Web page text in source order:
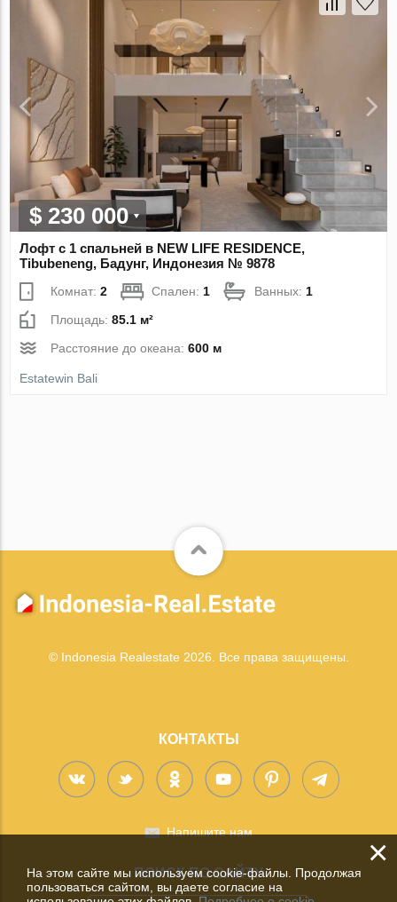
$ 230 000
Лофт с 1 спальней в NEW LIFE RESIDENCE,
Tibubeneng, Бадунг, Индонезия № 9878
Комнат:2 Спален: 1 Ванных: 1
Площадь:85.1 м²
Расстояние до океана:600 м
Estatewin Bali
© Indonesia Realestate 2026. Все права защищены.
КОНТАКТЫ
Напишите нам
ПОИСК ПО САЙТУ
×
На этом сайте мы используем cookie-файлы. Продолжая
пользоваться сайтом, вы даете согласие на